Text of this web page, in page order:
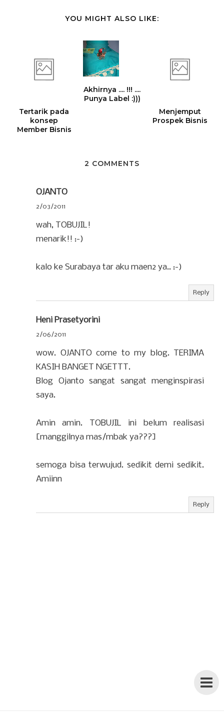
YOU MIGHT ALSO LIKE:
Tertarik pada
konsep
Member Bisnis
Akhirnya .... !!! ....
Punya Label :)))
Menjemput
Prospek Bisnis
2 COMMENTS
OJANTO
2/03/2011
wah, TOBUJIL!
menarik!! :-)
kalo ke Surabaya tar aku maen2 ya.. :-)
Reply
Heni Prasetyorini
2/06/2011
wow. OJANTO come to my blog. TERIMA
KASIH BANGET NGETTT.
Blog Ojanto sangat sangat menginspirasi
saya.
Amin amin. TOBUJIL ini belum realisasi
[manggilnya mas/mbak ya???]
semoga bisa terwujud. sedikit demi sedikit.
Amiinn
Reply